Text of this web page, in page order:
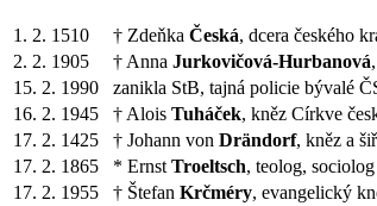
1. 2. 1510 † Zdeňka Česká, dcera českého
2. 2. 1905
† Anna Jurkovičová-Hurbanová
15. 2. 1990
zanikla StB, tajná policie bývalé
16. 2. 1945
† Alois Tuháček, kněz Církve
17. 2. 1425
† Johann von Drändorf, kněz a
17. 2. 1865
* Ernst Troeltsch, teolog,
17. 2. 1955
† Štefan Krčméry, evangelický